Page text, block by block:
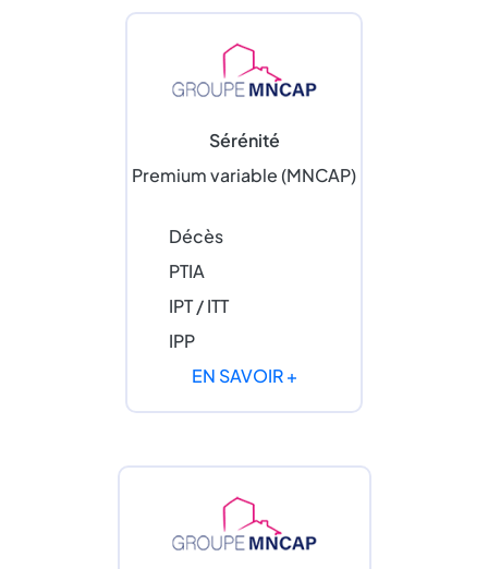
Sérénité
Premium variable (MNCAP)
Décès
PTIA
IPT / ITT
IPP
EN SAVOIR +